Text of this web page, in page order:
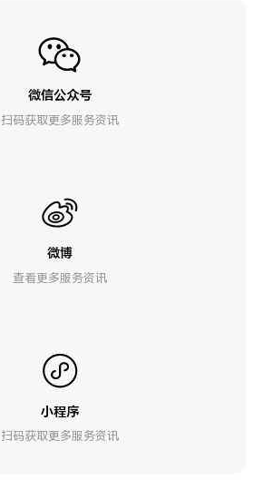
微信公众号
扫码获取更多服务资讯
微博
查看更多服务资讯
小程序
扫码获取更多服务资讯